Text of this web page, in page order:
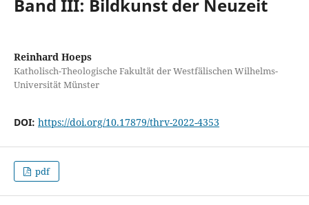
Band III: Bildkunst der Neuzeit
Reinhard Hoeps
Katholisch-Theologische Fakultät der Westfälischen Wilhelms-
Universität Münster
DOI: https://doi.org/10.17879/thrv-2022-4353
pdf